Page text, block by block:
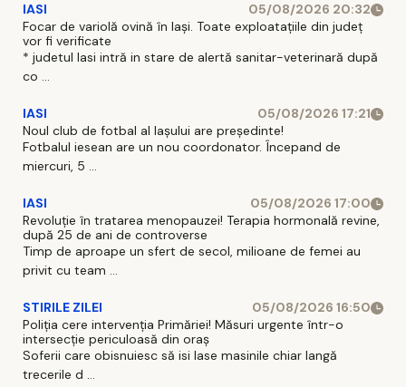
IASI
05/08/2026 20:32
Focar de variolă ovină în Iași. Toate exploatațiile din județ
vor fi verificate
* judetul Iasi intră in stare de alertă sanitar-veterinară după
co ...
IASI
05/08/2026 17:21
Noul club de fotbal al Iașului are președinte!
Fotbalul iesean are un nou coordonator. Începand de
miercuri, 5 ...
IASI
05/08/2026 17:00
Revoluție în tratarea menopauzei! Terapia hormonală revine,
după 25 de ani de controverse
Timp de aproape un sfert de secol, milioane de femei au
privit cu team ...
STIRILE ZILEI
05/08/2026 16:50
Poliția cere intervenția Primăriei! Măsuri urgente într-o
intersecție periculoasă din oraș
Soferii care obisnuiesc să isi lase masinile chiar langă
trecerile d ...